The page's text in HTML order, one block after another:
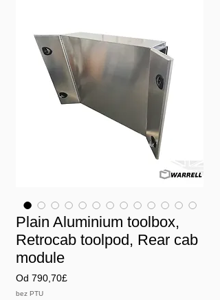
Plain Aluminium toolbox,
Retrocab toolpod, Rear cab
module
Od 790,70£
bez PTU